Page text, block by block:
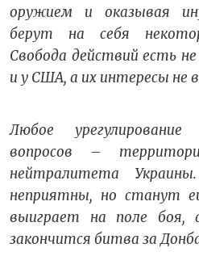
оружием и оказывая
берут на себя
Свобода действий есть
и у США, а их интересы не
Любое
вопросов –
нейтралитета
неприятны, но станут
выиграет на поле боя,
закончится битва за